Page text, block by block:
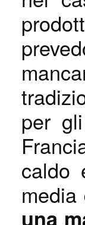
per
caldo
una